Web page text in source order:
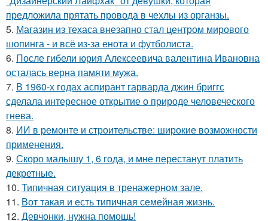
предложила прятать провода в чехлы из органзы.
5. Магазин из техаса внезапно стал центром мирового
шопинга - и всё из-за енота и футболиста.
6. После гибели юрия Алексеевича валентина Ивановна
осталась верна памяти мужа.
7. В 1960-х годах аспирант гарварда джин бриггс
сделала интересное открытие о природе человеческого
гнева.
8. ИИ в ремонте и строительстве: широкие возможности
применения.
9. Скоро малышу 1, 6 года, и мне перестанут платить
декретные.
10. Типичная ситуация в тренажерном зале.
11. Вот такая и есть типичная семейная жизнь.
12. Девчонки, нужна помощь!